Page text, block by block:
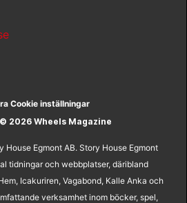
Cookie inställningar
2026 Wheels Magazine
House Egmont AB. Story House Egmont
tidningar och webbplatser, däribland
Icakuriren, Vagabond, Kalle Anka och
verksamhet inom böcker, spel,